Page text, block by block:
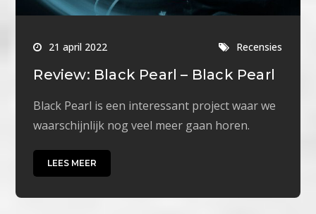
21 april 2022 Recensies
Review: Black Pearl – Black Pearl
Black Pearl is een interessant project waar we
waarschijnlijk nog veel meer gaan horen.
LEES MEER